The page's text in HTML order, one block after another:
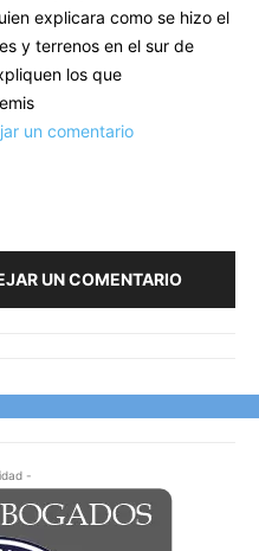
explicara como se hizo el
y terrenos en el sur de
los que
un comentario
UN COMENTARIO
-